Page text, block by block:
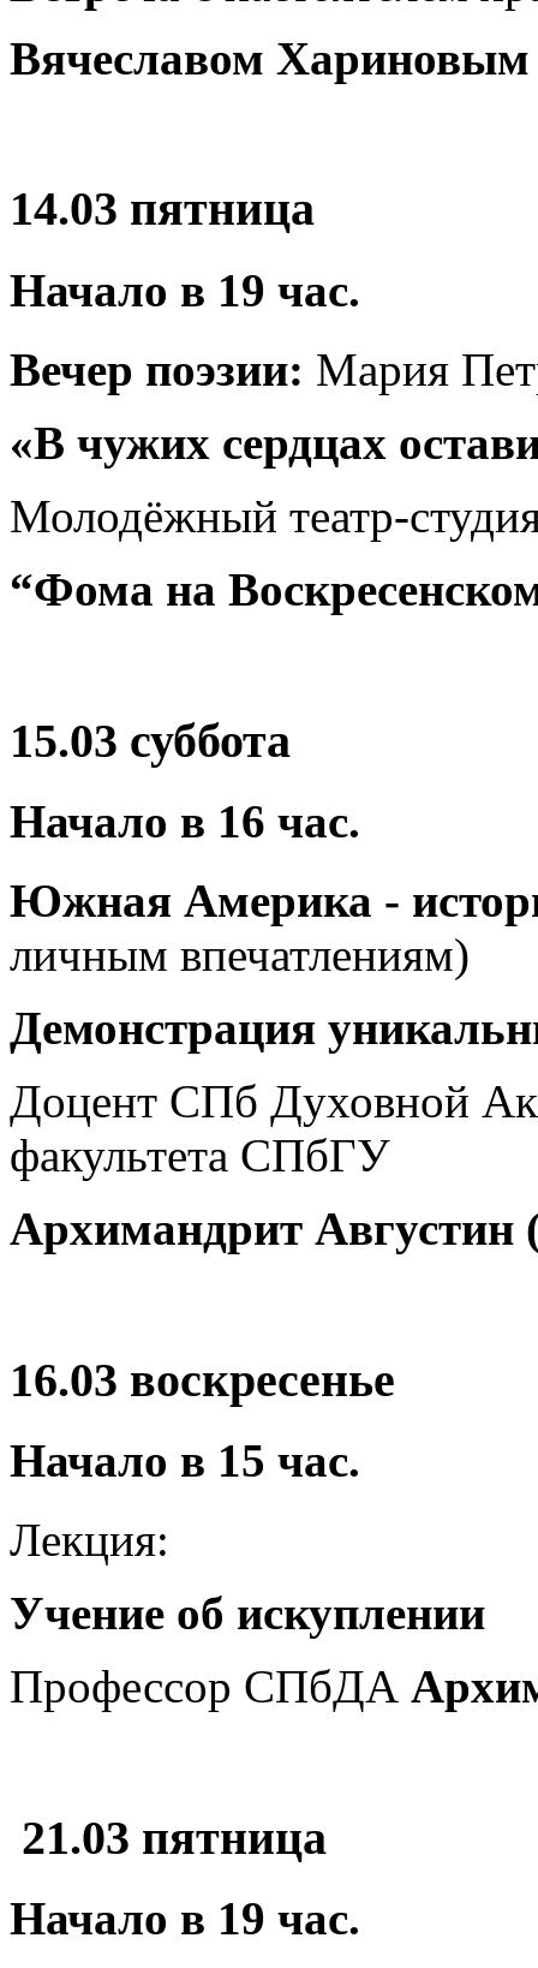
Вячеславом Хариновым
14.03 пятница
Начало в 19 час.
Вечер поэзии: Мария
«В чужих сердцах
Молодёжный театр-
“Фома на
15.03 суббота
Начало в 16 час.
Южная Америка -
личным впечатлениям)
Демонстрация
Доцент СПб Духовной
факультета СПбГУ
Архимандрит Августин
16.03 воскресенье
Начало в 15 час.
Лекция:
Учение об искуплении
Профессор СПбДА
21.03 пятница
Начало в 19 час.